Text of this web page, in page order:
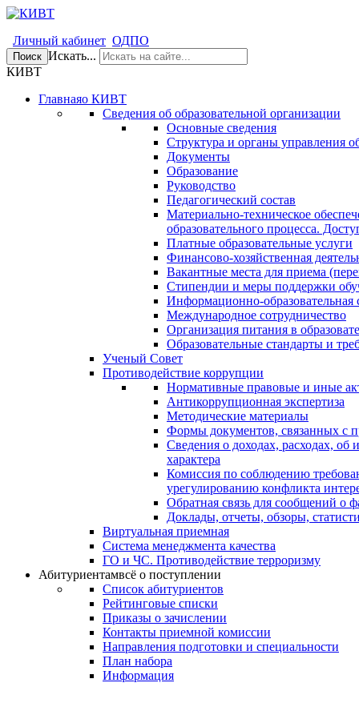
Личный кабинет ОДПО
Поиск Искать...
КИВТ
Главнаяо КИВТ
Сведения об образовательной организации
Основные сведения
Структура и органы управления
Документы
Образование
Руководство
Педагогический состав
Материально-техническое
образовательного процесса.
Платные образовательные услуги
Финансово-хозяйственная
Вакантные места для приема
Стипендии и меры поддержки
Информационно-образовательная
Международное сотрудничество
Организация питания в
Образовательные стандарты и
Ученый Совет
Противодействие коррупции
Нормативные правовые и иные
Антикоррупционная экспертиза
Методические материалы
Формы документов, связанных с
Сведения о доходах, расходах, об
характера
Комиссия по соблюдению
урегулированию конфликта
Обратная связь для сообщений о
Доклады, отчеты, обзоры,
Виртуальная приемная
Система менеджмента качества
ГО и ЧС. Противодействие терроризму
Абитуриентамвсё о поступлении
Список абитуриентов
Рейтинговые списки
Приказы о зачислении
Контакты приемной комиссии
Направления подготовки и специальности
План набора
Информация